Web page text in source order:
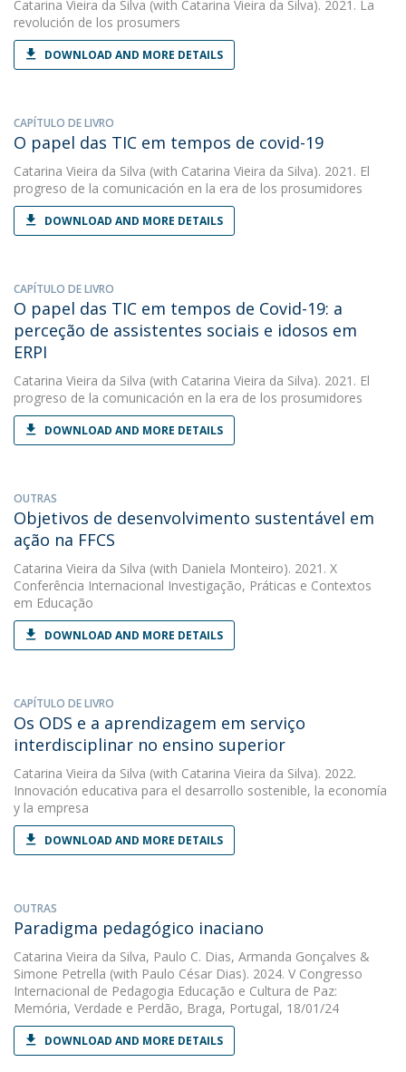
Catarina Vieira da Silva (with Catarina Vieira da Silva). 2021. La
revolución de los prosumers
DOWNLOAD AND MORE DETAILS
CAPÍTULO DE LIVRO
O papel das TIC em tempos de covid-19
Catarina Vieira da Silva (with Catarina Vieira da Silva). 2021. El
progreso de la comunicación en la era de los prosumidores
DOWNLOAD AND MORE DETAILS
CAPÍTULO DE LIVRO
O papel das TIC em tempos de Covid-19: a
perceção de assistentes sociais e idosos em
ERPI
Catarina Vieira da Silva (with Catarina Vieira da Silva). 2021. El
progreso de la comunicación en la era de los prosumidores
DOWNLOAD AND MORE DETAILS
OUTRAS
Objetivos de desenvolvimento sustentável em
ação na FFCS
Catarina Vieira da Silva (with Daniela Monteiro). 2021. X
Conferência Internacional Investigação, Práticas e Contextos
em Educação
DOWNLOAD AND MORE DETAILS
CAPÍTULO DE LIVRO
Os ODS e a aprendizagem em serviço
interdisciplinar no ensino superior
Catarina Vieira da Silva (with Catarina Vieira da Silva). 2022.
Innovación educativa para el desarrollo sostenible, la economía
y la empresa
DOWNLOAD AND MORE DETAILS
OUTRAS
Paradigma pedagógico inaciano
Catarina Vieira da Silva, Paulo C. Dias, Armanda Gonçalves &
Simone Petrella (with Paulo César Dias). 2024. V Congresso
Internacional de Pedagogia Educação e Cultura de Paz:
Memória, Verdade e Perdão, Braga, Portugal, 18/01/24
DOWNLOAD AND MORE DETAILS